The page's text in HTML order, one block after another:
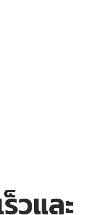
วและ